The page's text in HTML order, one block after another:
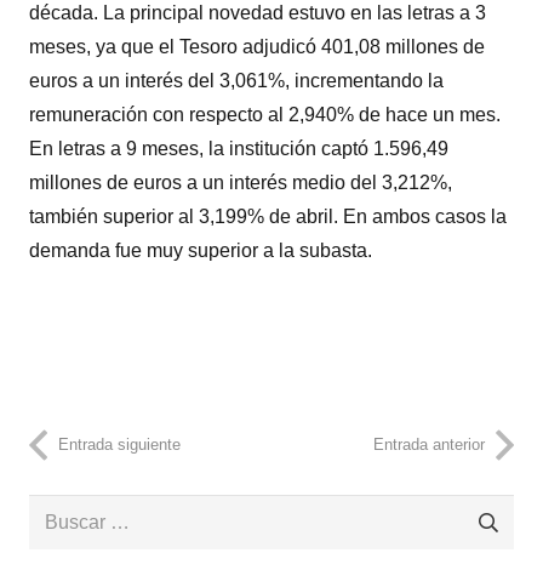
década. La principal novedad estuvo en las letras a 3
meses, ya que el Tesoro adjudicó 401,08 millones de
euros a un interés del 3,061%, incrementando la
remuneración con respecto al 2,940% de hace un mes.
En letras a 9 meses, la institución captó 1.596,49
millones de euros a un interés medio del 3,212%,
también superior al 3,199% de abril. En ambos casos la
demanda fue muy superior a la subasta.
Entrada siguiente Entrada anterior
Buscar: